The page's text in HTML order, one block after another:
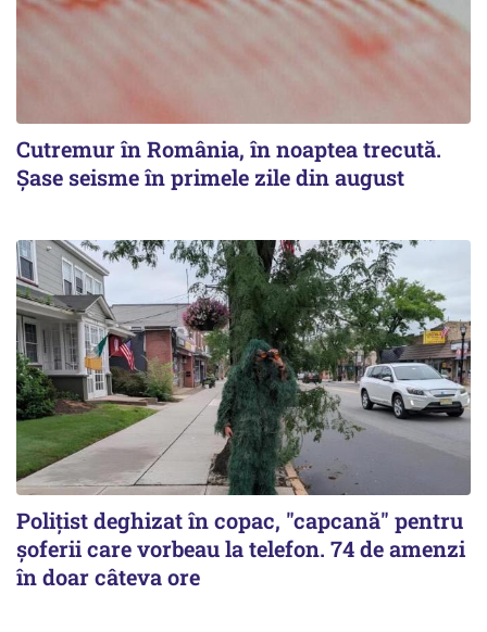
Cutremur în România, în noaptea trecută.
Șase seisme în primele zile din august
Polițist deghizat în copac, "capcană" pentru
șoferii care vorbeau la telefon. 74 de amenzi
în doar câteva ore